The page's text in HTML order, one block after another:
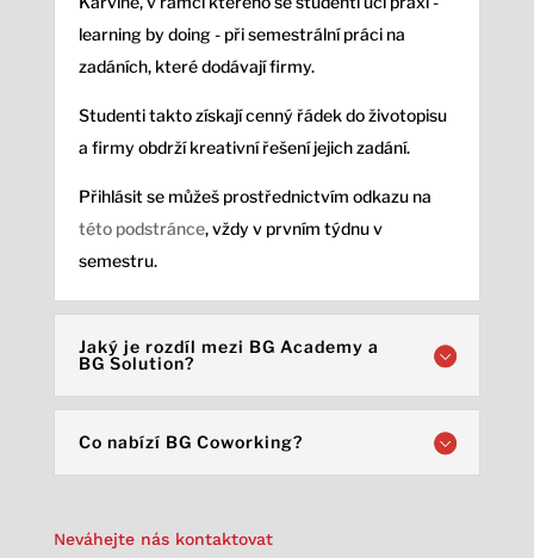
learning by doing - při semestrální práci na
zadáních, které dodávají firmy.
Studenti takto získají cenný řádek do životopisu
a firmy obdrží kreativní řešení jejich zadání.
Přihlásit se můžeš prostřednictvím odkazu na
této podstránce, vždy v prvním týdnu v
semestru.
Jaký je rozdíl mezi BG Academy a
BG Solution?
Co nabízí BG Coworking?
Neváhejte nás kontaktovat